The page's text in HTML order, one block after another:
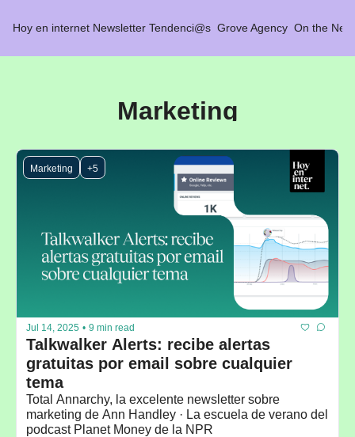
Hoy en internet Newsletter Tendenci@s Grove Agency On the Net
Marketing
Marketing +5
Jul 14, 2025 • 9 min read
Talkwalker Alerts: recibe alertas
gratuitas por email sobre cualquier
tema
Total Annarchy, la excelente newsletter sobre
marketing de Ann Handley · La escuela de verano del
podcast Planet Money de la NPR